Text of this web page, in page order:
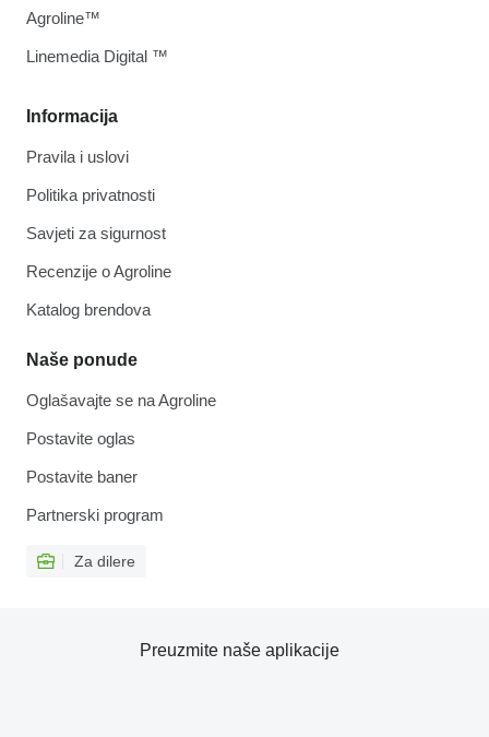
Informacija
Pravila i uslovi
Politika privatnosti
Savjeti za sigurnost
Recenzije o Agroline
Katalog brendova
Naše ponude
Oglašavajte se na Agroline
Postavite oglas
Postavite baner
Partnerski program
Za dilere
Agroline™
Linemedia Digital ™
Preuzmite naše aplikacije